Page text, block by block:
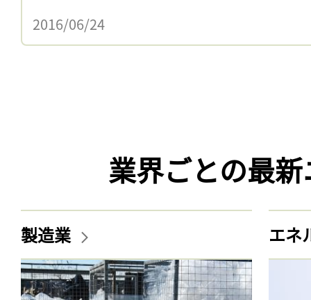
2016/06/24
業界ごとの最
製造業 エネ